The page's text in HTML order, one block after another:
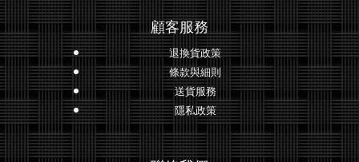
顧客服務
退換貨政策
條款與細則
送貨服務
隱私政策